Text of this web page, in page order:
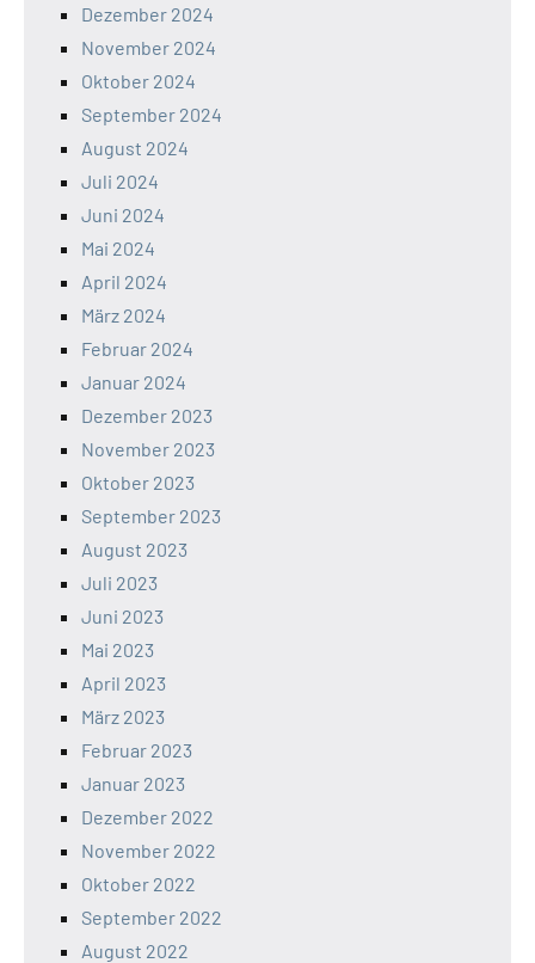
Dezember 2024
November 2024
Oktober 2024
September 2024
August 2024
Juli 2024
Juni 2024
Mai 2024
April 2024
März 2024
Februar 2024
Januar 2024
Dezember 2023
November 2023
Oktober 2023
September 2023
August 2023
Juli 2023
Juni 2023
Mai 2023
April 2023
März 2023
Februar 2023
Januar 2023
Dezember 2022
November 2022
Oktober 2022
September 2022
August 2022